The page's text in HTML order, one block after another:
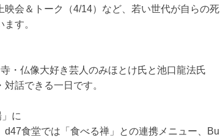
会＆トーク（4/14）など、若い世代が自らの死
す。
・仏像大好き芸人のみほとけ氏と池口龍法氏
話できる一日です。
に
食堂では「食べる禅」との連携メニュー、Bu